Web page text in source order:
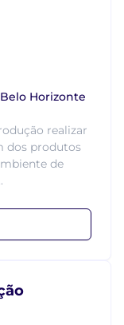
Horizonte
realizar
dos produtos
de